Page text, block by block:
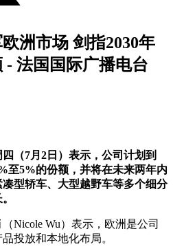
洲市场 剑指2030年
法国国际广播电台
（7月2日）表示，公司计划到
至5%的份额，并将在未来两年内
型轿车、大型越野车等多个细分
Nicole Wu）表示，欧洲是公司
投放和本地化布局。